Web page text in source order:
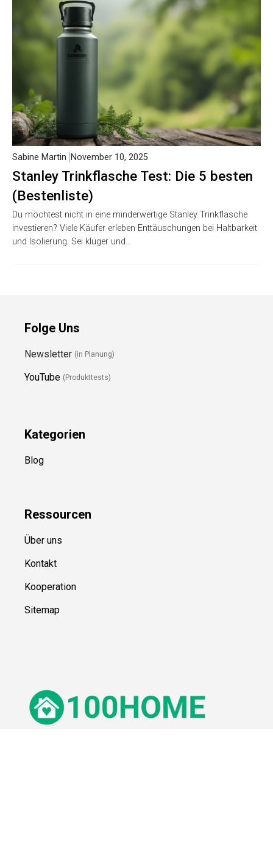
Stanley Trinkflasche Test: Die 5 besten
(Bestenliste)
Sabine Martin November 10, 2025
Du möchtest nicht in eine minderwertige Stanley Trinkflasche
investieren? Viele Käufer erleben Enttäuschungen bei Haltbarkeit
und Isolierung. Sei klüger und…
Folge Uns
Newsletter (in Planung)
YouTube (Produkttests)
Kategorien
Blog
Ressourcen
Über uns
Kontakt
Kooperation
Sitemap